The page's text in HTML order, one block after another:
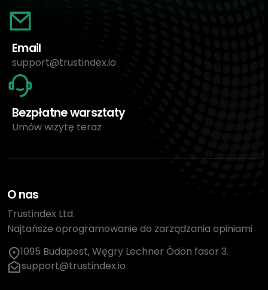
Email
support@trustindex.io
Bezpłatne warsztaty
Umów wizytę teraz
O nas
Trustindex Ltd.
Najtańsze oprogramowanie do zarządzania opiniami
1095 Budapest, Węgry Lechner Ödön fasor 3.
support@trustindex.io